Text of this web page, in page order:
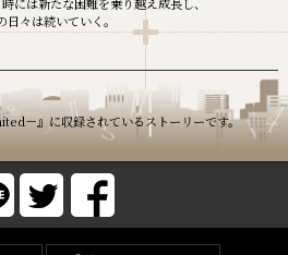
日々は続いていく。
－』に収録されているストーリーです。